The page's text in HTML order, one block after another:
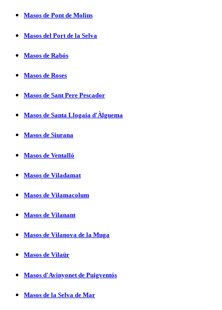
Masos de Pont de Molins
Masos del Port de la Selva
Masos de Rabós
Masos de Roses
Masos de Sant Pere Pescador
Masos de Santa Llogaia d'Àlguema
Masos de Siurana
Masos de Ventalló
Masos de Viladamat
Masos de Vilamacolum
Masos de Vilanant
Masos de Vilanova de la Muga
Masos de Vilaür
Masos d'Avinyonet de Puigventós
Masos de la Selva de Mar